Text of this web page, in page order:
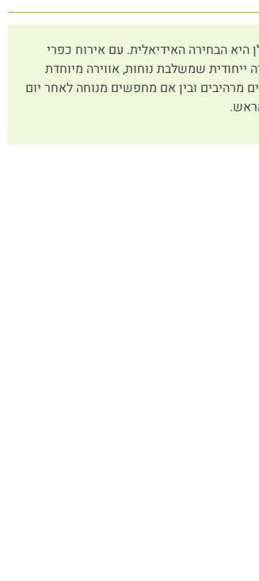
הבחירה האידיאלית. עם אירוח כפרי
ייחודית שמשלבת נוחות, אווירה מיוחדת
מרהיבים ובין אם מחפשים מנוחה לאחר יום